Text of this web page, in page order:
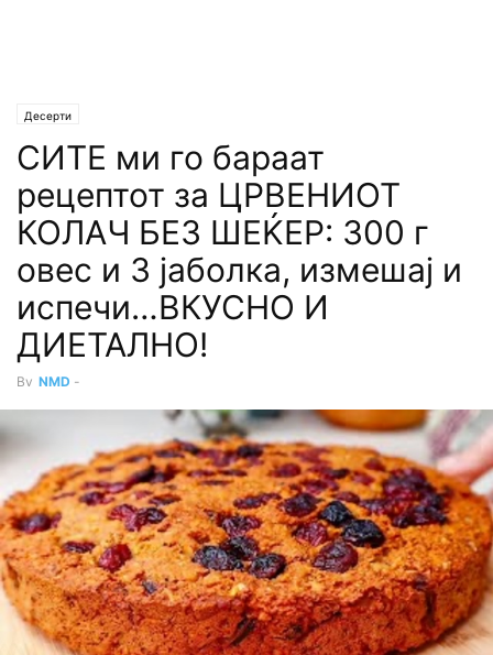
Десерти
СИТЕ ми го бараат
рецептот за ЦРВЕНИОТ
КОЛАЧ БЕЗ ШЕЌЕР: 300 г
овес и 3 јаболка, измешај и
испечи…ВКУСНО И
ДИЕТАЛНO!
By NMD -